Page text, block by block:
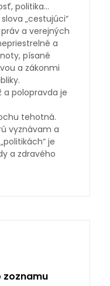
politika…
„cestujúci“
a verejných
a
písané
a zákonmi
a polopravda je
tehotná.
vyznávam a
je
a zdravého
zoznamu